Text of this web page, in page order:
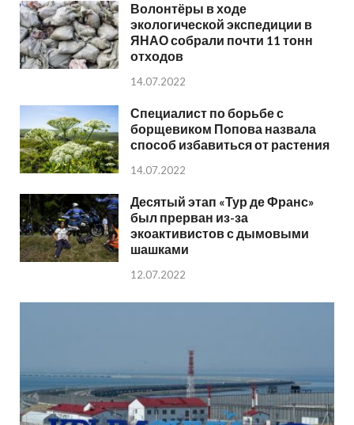
Волонтёры в ходе
экологической экспедиции в
ЯНАО собрали почти 11 тонн
отходов
14.07.2022
Специалист по борьбе с
борщевиком Попова назвала
способ избавиться от растения
14.07.2022
Десятый этап «Тур де Франс»
был прерван из-за
экоактивистов с дымовыми
шашками
12.07.2022